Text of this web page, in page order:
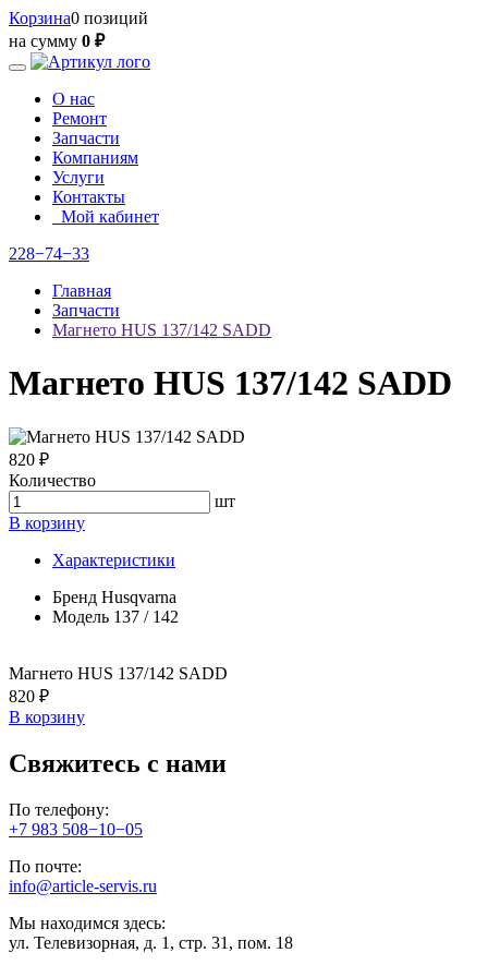
Корзина0 позиций
на сумму 0 ₽
О нас
Ремонт
Запчасти
Компаниям
Услуги
Контакты
Мой кабинет
228−74−33
Главная
Запчасти
Магнето HUS 137/142 SADD
Магнето HUS 137/142 SADD
820 ₽
Количество
шт
В корзину
Характеристики
Бренд Husqvarna
Модель 137 / 142
Магнето HUS 137/142 SADD
820 ₽
В корзину
Свяжитесь с нами
По телефону:
+7 983 508−10−05
По почте:
info@article-servis.ru
Мы находимся здесь:
ул. Телевизорная, д. 1, стр. 31, пом. 18